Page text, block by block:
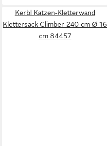
Kerbl Katzen-Kletterwand
Klettersack Climber 240 cm Ø 16
cm 84457